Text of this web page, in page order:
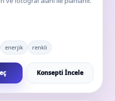
enerjik renkli
Konsepti İncele